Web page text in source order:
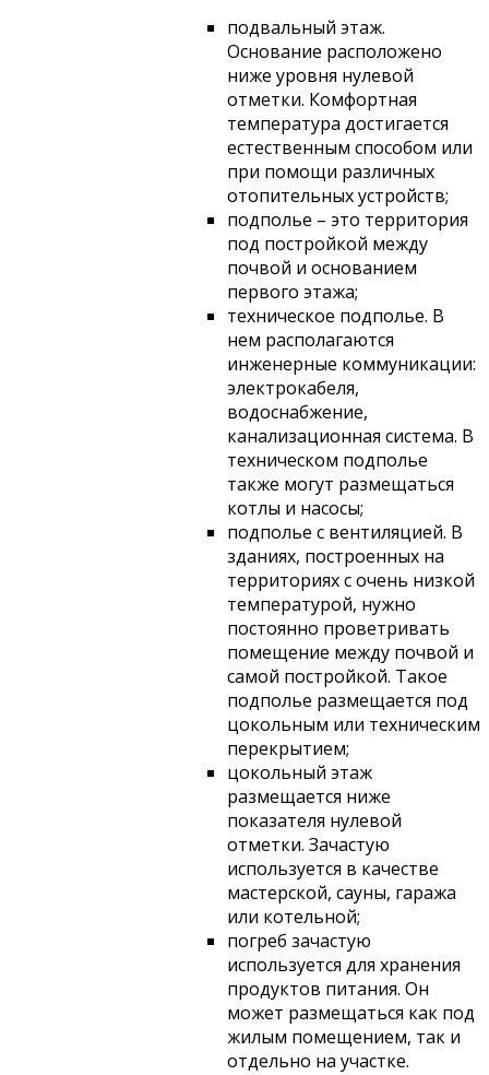
подвальный этаж.
Основание расположено
ниже уровня нулевой
отметки. Комфортная
температура достигается
естественным способом или
при помощи различных
отопительных устройств;
подполье – это территория
под постройкой между
почвой и основанием
первого этажа;
техническое подполье. В
нем располагаются
инженерные коммуникации:
электрокабеля,
водоснабжение,
канализационная система. В
техническом подполье
также могут размещаться
котлы и насосы;
подполье с вентиляцией. В
зданиях, построенных на
территориях с очень низкой
температурой, нужно
постоянно проветривать
помещение между почвой и
самой постройкой. Такое
подполье размещается под
цокольным или техническим
перекрытием;
цокольный этаж
размещается ниже
показателя нулевой
отметки. Зачастую
используется в качестве
мастерской, сауны, гаража
или котельной;
погреб зачастую
используется для хранения
продуктов питания. Он
может размещаться как под
жилым помещением, так и
отдельно на участке.